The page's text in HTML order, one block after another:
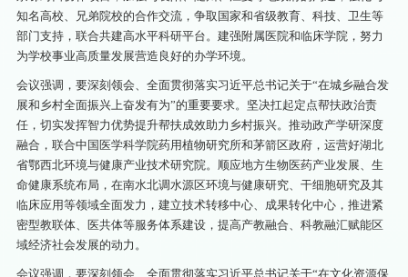
知名高校、兄弟院校的合作交流，争取国家和省级教育、科技、卫生等
部门支持，联合共建高水平科研平台。建强附属医院和临床学院，努力
为学校事业高质量发展营造良好的办学环境。
会议强调，要深刻领会、全面贯彻落实习近平总书记关于“在城乡融合发
展和乡村全面振兴上奋发有为”的重要要求。坚决扛起定点帮扶政治责
任，切实发挥智力优势提升帮扶成效助力乡村振兴。推动政产学研深度
融合，联合中国医学科学院药用植物研究所和茅箭区政府，运营好湖北
省鄂西北环境与健康产业技术研究院。顺应地方生物医药产业发展、生
命健康系统布局，在南水北调水源区环境与健康研究、干细胞研究及其
临床应用等领域全面发力，建立技术转移中心、成果转化中心，推进紧
密型教联体、医共体等服务体系建设，提高产教融合、科教融汇赋能区
域经济社会发展的动力。
会议强调，要深刻领会、全面贯彻落实习近平总书记关于“在文化资源保